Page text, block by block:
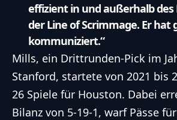
effizient in und außerhalb des
der Line of Scrimmage. Er hat
kommuniziert.“
Mills, ein Drittrunden-Pick im
Stanford, startete von 2021 bis
26 Spiele für Houston. Dabei
Bilanz von 5-19-1, warf Pässe